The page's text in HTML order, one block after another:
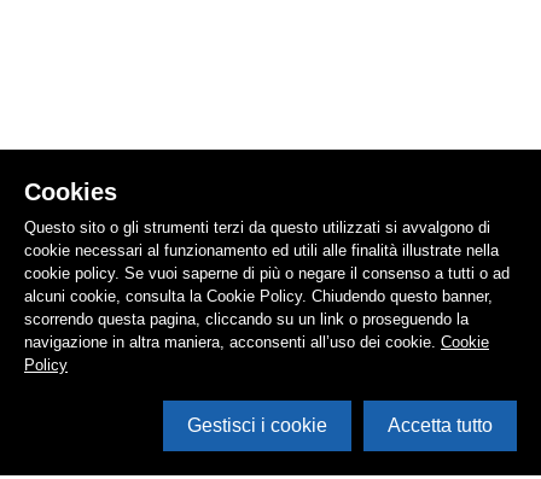
Apri i filtri
Cookies
Questo sito o gli strumenti terzi da questo utilizzati si avvalgono di
cookie necessari al funzionamento ed utili alle finalità illustrate nella
cookie policy. Se vuoi saperne di più o negare il consenso a tutti o ad
alcuni cookie, consulta la Cookie Policy. Chiudendo questo banner,
scorrendo questa pagina, cliccando su un link o proseguendo la
navigazione in altra maniera, acconsenti all’uso dei cookie. Cookie
Policy
Gestisci i cookie Accetta tutto